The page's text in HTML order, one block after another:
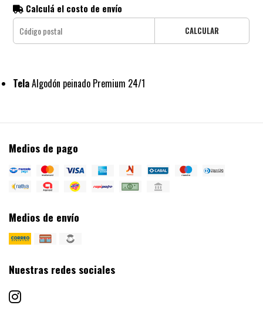
Calculá el costo de envío
CALCULAR
TelaAlgodón peinado Premium 24/1
Medios de pago
Medios de envío
Nuestras redes sociales